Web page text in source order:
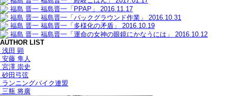
福島 晋一 福島晋一「PPAP」
2016.11.17
福島 晋一 福島晋一「バックグラウンド作業」
2016.10.31
福島 晋一 福島晋一「多様化の矛盾」
2016.10.19
福島 晋一 福島晋一「運命の女神の眼鏡にかなうには」
2016.10.12
AUTHOR LIST
浅田 顕
安藤 隼人
宮澤 崇史
砂田弓弦
ランニングバイク連盟
三瓶 将廣